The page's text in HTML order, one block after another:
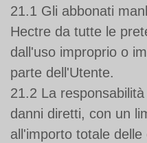
21.1 Gli abbonati
Hectre da tutte le
dall'uso improprio o
parte dell'Utente.
21.2 La
danni diretti, con un
all'importo totale